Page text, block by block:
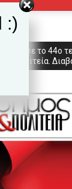
το 44ο
& Πολιτεία.
:)